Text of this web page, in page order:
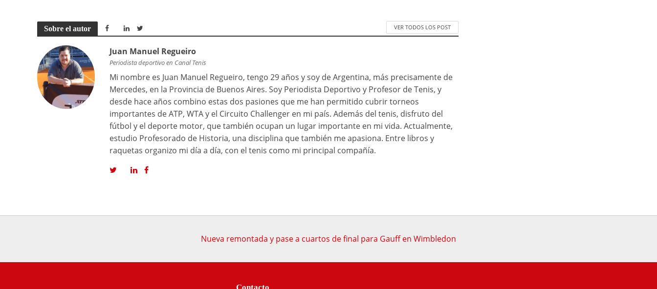
Sobre el autor VER TODOS LOS POST
Juan Manuel Regueiro
Periodista deportivo en Canal Tenis
Mi nombre es Juan Manuel Regueiro, tengo 29 años y soy de Argentina, más precisamente de
Mercedes, en la Provincia de Buenos Aires. Soy Periodista Deportivo y Profesor de Tenis, y
desde hace años combino estas dos pasiones que me han permitido cubrir torneos
importantes de ATP, WTA y el Circuito Challenger en mi país. Además del tenis, disfruto del
fútbol y el deporte motor, que también ocupan un lugar importante en mi vida. Actualmente,
estudio Profesorado de Historia, una disciplina que también me apasiona. Entre libros y
raquetas organizo mi día a día, con el tenis como mi principal compañía.
Nueva remontada y pase a cuartos de final para Gauff en Wimbledon